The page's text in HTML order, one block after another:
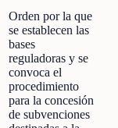
Orden por la que
se establecen las
bases
reguladoras y se
convoca el
procedimiento
para la concesión
de subvenciones